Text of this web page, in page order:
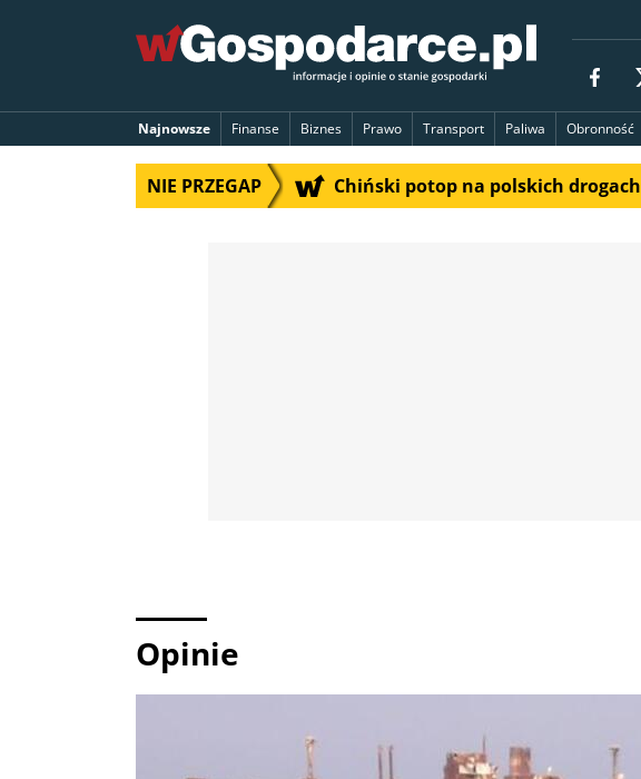
Najnowsze Finanse Biznes Prawo Transport Paliwa Obronność
NIE PRZEGAP Chiński potop na polskich drogach
Opinie